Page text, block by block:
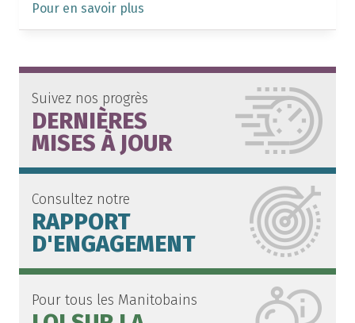
Pour en savoir plus
Suivez nos progrès
DERNIÈRES
MISES À JOUR
Consultez notre
RAPPORT
D'ENGAGEMENT
Pour tous les Manitobains